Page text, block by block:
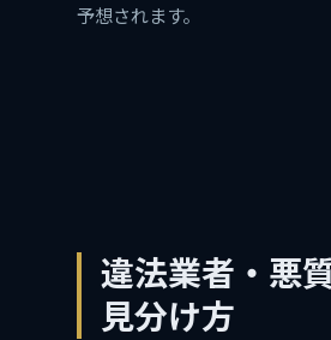
予想されます。
違法業者・悪
見分け方